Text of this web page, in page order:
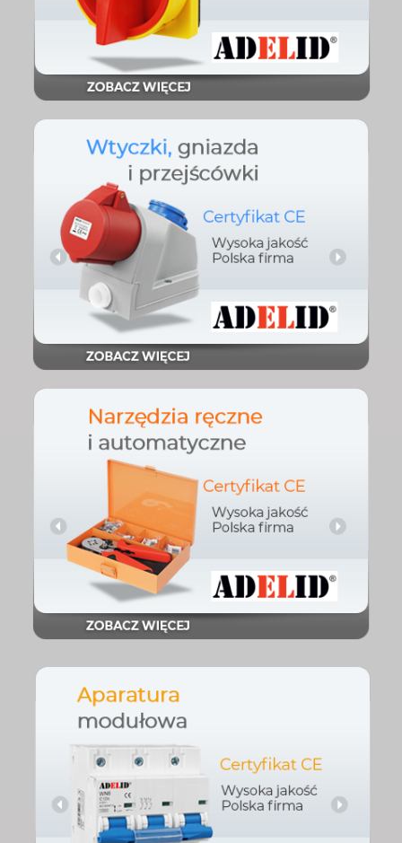
Wtyczki, gniazda i
przejściówki
Sprawdź
Narzędzia ręczne i
automatyczne
Sprawdź
Aparatura modułowa
Sprawdź